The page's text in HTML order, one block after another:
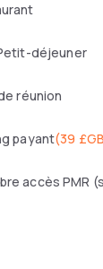
déjeuner
réunion
payant(39
accès PMR